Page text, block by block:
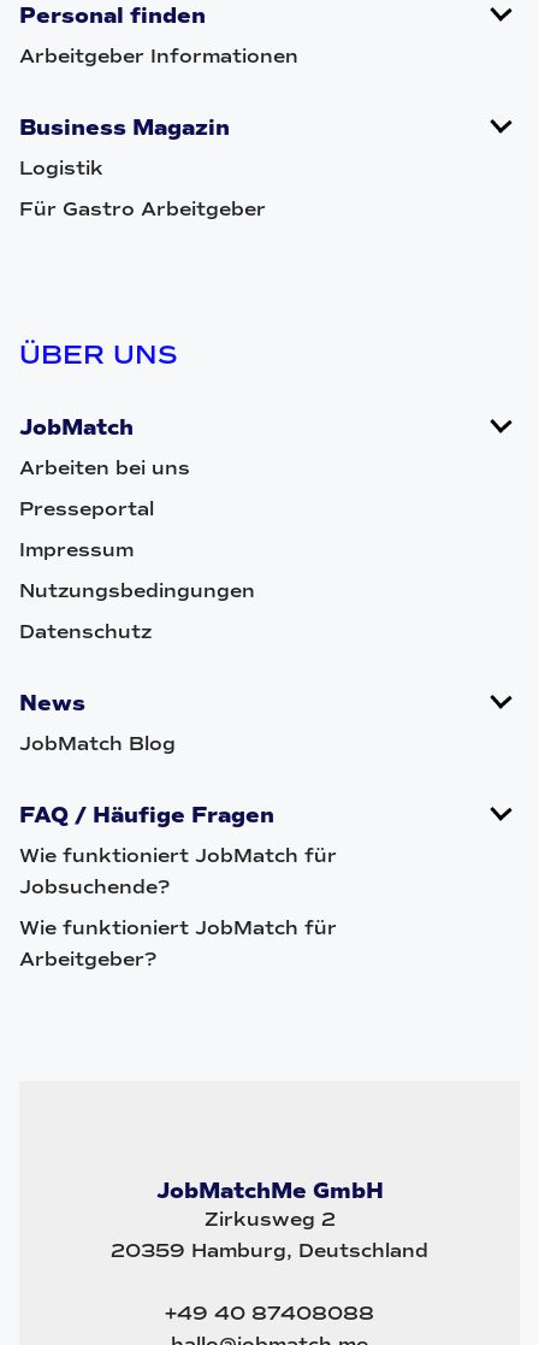
Personal finden
Arbeitgeber Informationen
Business Magazin
Logistik
Für Gastro Arbeitgeber
ÜBER UNS
JobMatch
Arbeiten bei uns
Presseportal
Impressum
Nutzungsbedingungen
Datenschutz
News
JobMatch Blog
FAQ / Häufige Fragen
Wie funktioniert JobMatch für
Jobsuchende?
Wie funktioniert JobMatch für
Arbeitgeber?
JobMatchMe GmbH
Zirkusweg 2
20359 Hamburg, Deutschland
+49 40 87408088